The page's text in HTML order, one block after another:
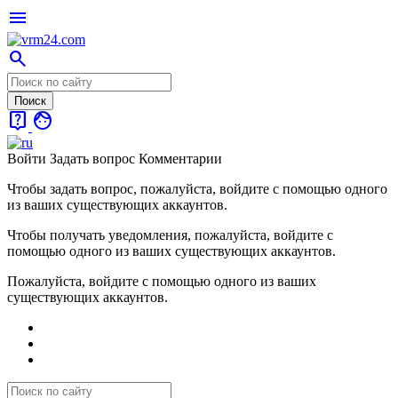
menu
search
live_help face
Войти Задать вопрос Комментарии
Чтобы задать вопрос, пожалуйста, войдите с помощью одного
из ваших существующих аккаунтов.
Чтобы получать уведомления, пожалуйста, войдите с
помощью одного из ваших существующих аккаунтов.
Пожалуйста, войдите с помощью одного из ваших
существующих аккаунтов.